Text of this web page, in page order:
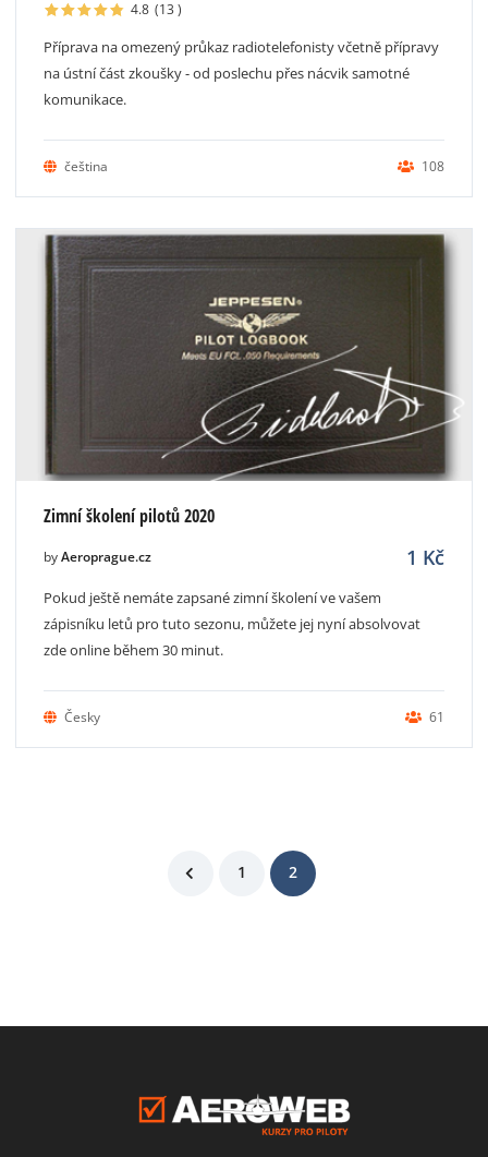
4.8 (13)
Příprava na omezený průkaz radiotelefonisty včetně přípravy
na ústní část zkoušky - od poslechu přes nácvik samotné
komunikace.
čeština 108
Zimní školení pilotů 2020
byAeroprague.cz 1 Kč
Pokud ještě nemáte zapsané zimní školení ve vašem
zápisníku letů pro tuto sezonu, můžete jej nyní absolvovat
zde online během 30 minut.
Česky 61
1 2